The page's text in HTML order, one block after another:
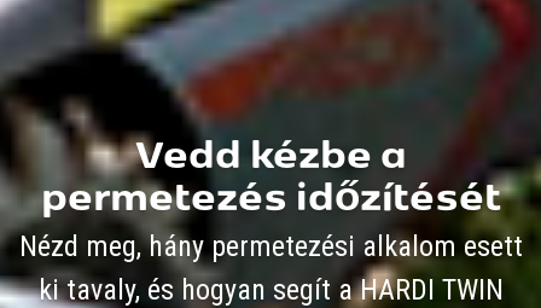
Vedd kézbe a
permetezés időzítését
Nézd meg, hány permetezési alkalom esett
ki tavaly, és hogyan segít a HARDI TWIN